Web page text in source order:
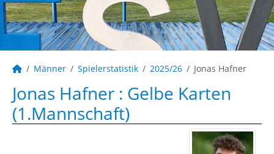
Männer Spielerstatistik 2025/26 Jonas Hafner
Jonas Hafner : Gelbe Karten
(1.Mannschaft)